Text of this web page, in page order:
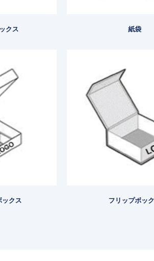
クス 紙袋
クス フリップボッ